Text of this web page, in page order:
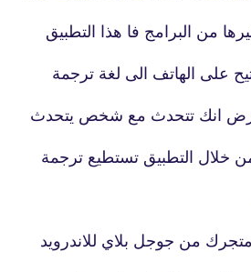
من البرامج فا هذا التطبيق
على الهاتف الى لغة ترجمة
انك تتحدث مع شخص يتحدث
من خلال التطبيق تستطيع ترجمة
متجرك من جوجل بلاي للاندرويد